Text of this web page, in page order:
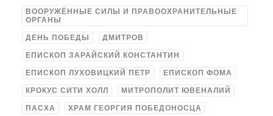
ВООРУЖЁННЫЕ СИЛЫ И ПРАВООХРАНИТЕЛЬНЫЕ
ОРГАНЫ
ДЕНЬ ПОБЕДЫ ДМИТРОВ
ЕПИСКОП ЗАРАЙСКИЙ КОНСТАНТИН
ЕПИСКОП ЛУХОВИЦКИЙ ПЕТР ЕПИСКОП ФОМА
КРОКУС СИТИ ХОЛЛ МИТРОПОЛИТ ЮВЕНАЛИЙ
ПАСХА ХРАМ ГЕОРГИЯ ПОБЕДОНОСЦА